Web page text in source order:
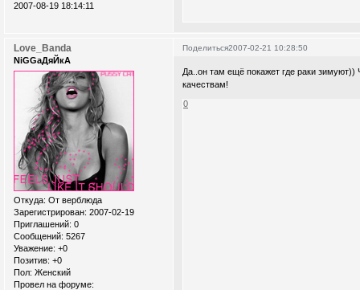
2007-08-19 18:14:11
Поделиться2007-02-21 10:28:50
Love_Banda
NiGGaДяЙкА
Откуда: От верблюда
Зарегистрирован: 2007-02-19
Приглашений: 0
Сообщений: 5267
Уважение: +0
Позитив: +0
Пол: Женский
Провел на форуме:
Да..он там ещё покажет где раки
качествам!
0